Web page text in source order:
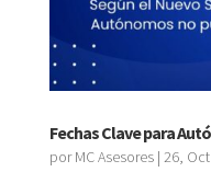
Fechas Clave para
porMC Asesores| 26,